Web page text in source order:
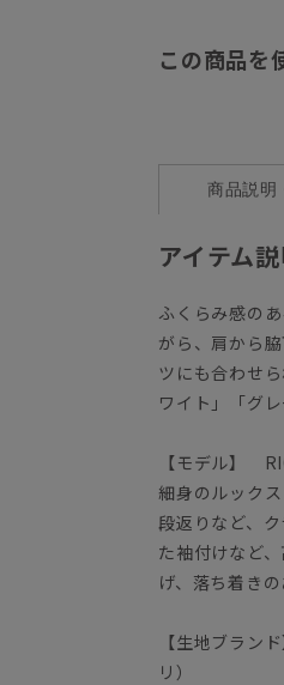
この商品を
商品説明
アイテム
ふくらみ感の
がら、肩から
ツにも合わせ
ワイト」「グ
【モデル】
細身のルック
段返りなど、
た袖付けなど
げ、落ち着き
【生地ブラン
リ）